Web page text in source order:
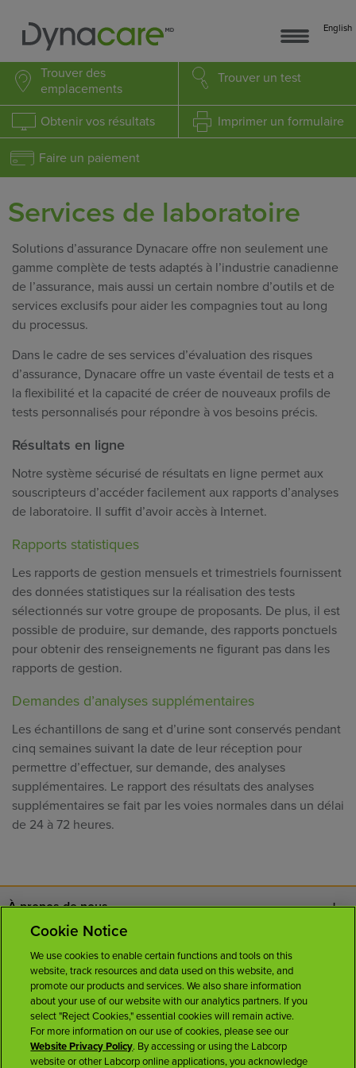
English
Trouver des
emplacements
Trouver un test
Obtenir vos résultats Imprimer un formulaire
Faire un paiement
Services de laboratoire
Solutions d’assurance Dynacare offre non seulement une
gamme complète de tests adaptés à l’industrie canadienne
de l’assurance, mais aussi un certain nombre d’outils et de
services exclusifs pour aider les compagnies tout au long
du processus.
Dans le cadre de ses services d’évaluation des risques
d’assurance, Dynacare offre un vaste éventail de tests et a
la flexibilité et la capacité de créer de nouveaux profils de
tests personnalisés pour répondre à vos besoins précis.
Résultats en ligne
Notre système sécurisé de résultats en ligne permet aux
souscripteurs d’accéder facilement aux rapports d’analyses
de laboratoire. Il suffit d’avoir accès à Internet.
Rapports statistiques
Les rapports de gestion mensuels et trimestriels fournissent
des données statistiques sur la réalisation des tests
sélectionnés sur votre groupe de proposants. De plus, il est
possible de produire, sur demande, des rapports ponctuels
pour obtenir des renseignements ne figurant pas dans les
rapports de gestion.
Demandes d’analyses supplémentaires
Les échantillons de sang et d’urine sont conservés pendant
cinq semaines suivant la date de leur réception pour
permettre d’effectuer, sur demande, des analyses
supplémentaires. Le rapport des résultats des analyses
supplémentaires se fait par les voies normales dans un délai
de 24 à 72 heures.
À propos de nous
Carrières
Salle de presse
Cookie Notice
We use cookies to enable certain functions and tools on this
website, track resources and data used on this website, and
promote our products and services. We also share information
about your use of our website with our analytics partners. If you
select "Reject Cookies," essential cookies will remain active.
For more information on our use of cookies, please see our
Website Privacy Policy. By accessing or using the Labcorp
website or other Labcorp online applications, you acknowledge